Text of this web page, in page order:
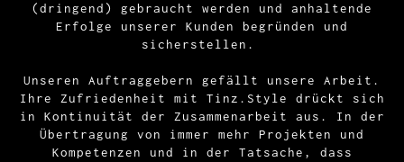
(dringend) gebraucht werden und anhaltende
Erfolge unserer Kunden begründen und
sicherstellen.
Unseren Auftraggebern gefällt unsere Arbeit.
Ihre Zufriedenheit mit Tinz.Style drückt sich
in Kontinuität der Zusammenarbeit aus. In der
Übertragung von immer mehr Projekten und
Kompetenzen und in der Tatsache, dass